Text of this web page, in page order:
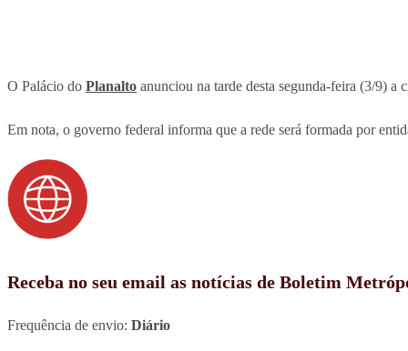
O Palácio do Planalto anunciou na tarde desta segunda-feira (3/9)
Em nota, o governo federal informa que a rede será formada por
Receba no seu email as notícias de Boletim
Frequência de envio: Diário